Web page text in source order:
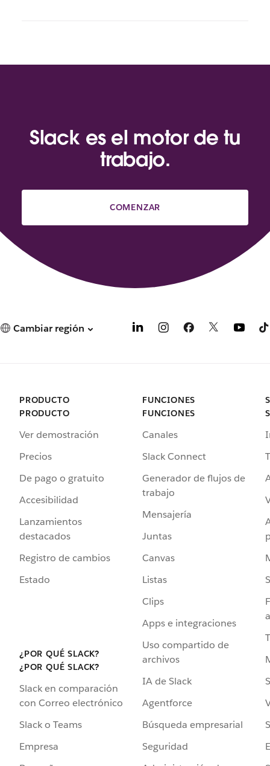
Slack es el motor de tu
trabajo.
COMENZAR
Cambiar región
PRODUCTO
PRODUCTO
Ver demostración
Precios
De pago o gratuito
Accesibilidad
Lanzamientos
destacados
Registro de cambios
Estado
¿POR QUÉ SLACK?
¿POR QUÉ SLACK?
Slack en comparación
con Correo electrónico
Slack o Teams
Empresa
FUNCIONES
FUNCIONES
Canales
Slack Connect
Generador de flujos de
trabajo
Mensajería
Juntas
Canvas
Listas
Clips
Apps e integraciones
Uso compartido de
archivos
IA de Slack
Agentforce
Búsqueda empresarial
Seguridad